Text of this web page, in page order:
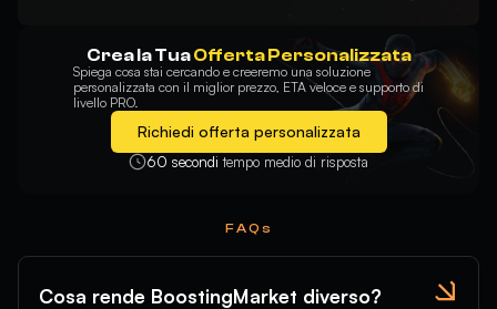
Crea la TuaOfferta Personalizzata
Spiega cosa stai cercando e creeremo una soluzione
personalizzata con il miglior prezzo, ETA veloce e supporto di
livello PRO.
Richiedi offerta personalizzata
60 seconditempo medio di risposta
FAQs
Cosa rende BoostingMarket diverso?